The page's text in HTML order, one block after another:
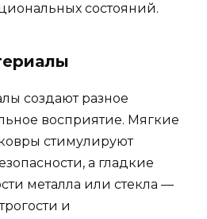
состояний.
создают разное
восприятие. Мягкие
стимулируют
а гладкие
металла или стекла —
и